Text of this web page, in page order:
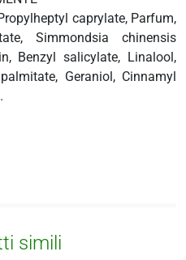
caprylate, Parfum,
Simmondsia chinensis
Benzyl salicylate, Linalool,
Geraniol, Cinnamyl
simili